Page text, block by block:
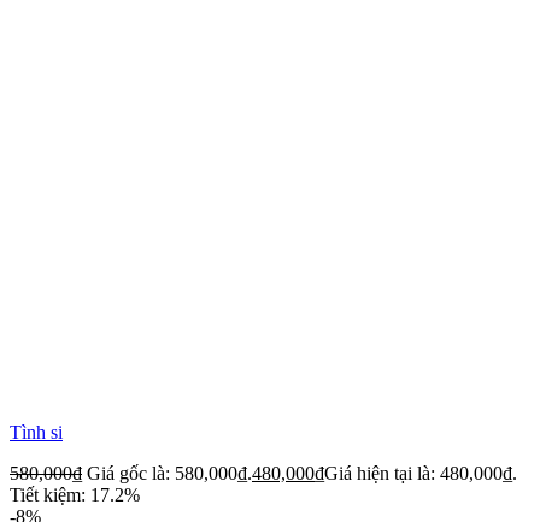
Tình si
580,000₫ Giá gốc là: 580,000₫.480,000₫Giá hiện tại là: 480,000₫.
Tiết kiệm: 17.2%
-8%